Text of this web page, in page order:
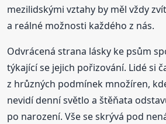
mezilidskými vztahy by měl vždy
a reálné možnosti každého z nás.
Odvrácená strana lásky ke psům
týkající se jejich pořizování. Lidé si
z hrůzných podmínek množíren,
nevidí denní světlo a štěňata
po narození. Vše se skrývá pod